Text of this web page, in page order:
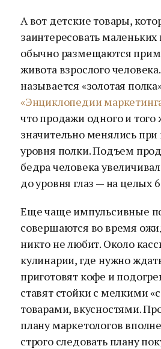
А вот детские товары,
заинтересовать маленьких
обычно размещаются
живота взрослого
называется «золотая
«Энциклопедии
что продажи одного и того
значительно менялись
уровня полки. Подъем
бедра человека
до уровня глаз — на целых
Еще чаще импульсивные
совершаются во время
никто не любит. Около
кулинарии, где нужно
приготовят кофе и
ставят стойки с мелкими
товарами, вкусностями.
плану маркетологов
строго следовать плану